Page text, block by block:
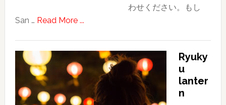
わせください。もし
San … Read More ...about
レ
ト
Ryuky
u
lanter
n